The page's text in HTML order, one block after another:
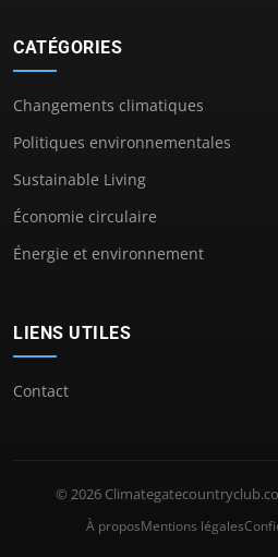
CATÉGORIES
Changements climatiques
Politiques environnementales
Sustainable Living
Économie circulaire
Énergie et environnement
LIENS UTILES
Contact
© 2026
À proposMentions légales